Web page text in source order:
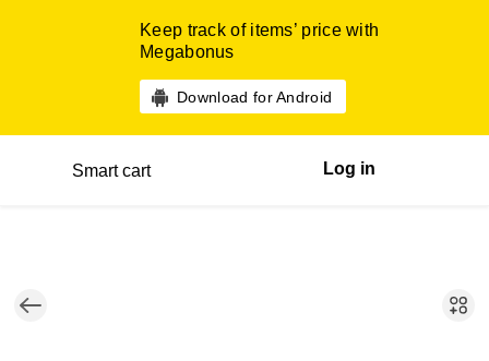
Keep track of items’ price with
Megabonus
Download for Android
Smart cart Log in